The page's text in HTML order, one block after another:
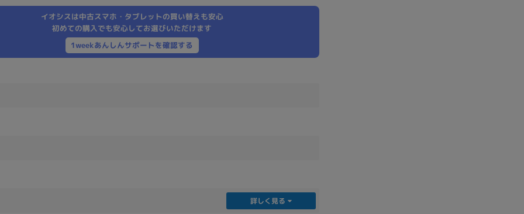
イオシスは中古スマホ・タブレットの買い替えも安心
初めての購入でも安心してお選びいただけます
1weekあんしんサポートを確認する
詳しく見る
VAIO Apple SONY TOSHIBA Panasonic FUJITSU
Asus HP